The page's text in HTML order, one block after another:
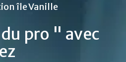
île Vanille
pro " avec